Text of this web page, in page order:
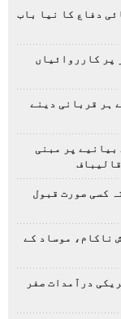
دفاع کا نیا باب
پر کارروائیاں
ہر قربانی دینے
بیانیے پر مبنی
کسی صورت قبول
ناکام، موساد کے
درآمدات صفر